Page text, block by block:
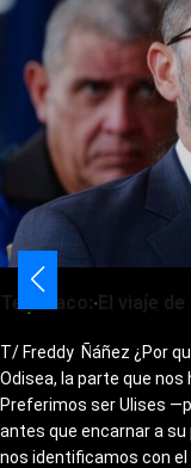
Telémaco: El viaje de
T/ Freddy Ñáñez ¿Por
Odisea, la parte que
Preferimos ser Ulises
antes que encarnar a
nos identificamos con el